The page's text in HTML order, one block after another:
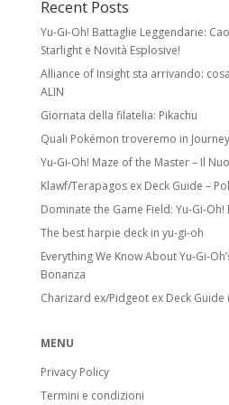
Spesso esiste una
foil a rarità inferiore.
Pokémon Star, LV.X,
Secret Rare
Carte con numero
con design unico. Come le
possono avere versioni
inferiore.
Stage 1 Pokémon:
Recent Posts
Yu-Gi-Oh! Battaglie Leggendarie:
Starlight e Novità Esplosive!
Alliance of Insight sta arrivando:
ALIN
Giornata della filatelia: Pikachu
Quali Pokémon troveremo in
Yu-Gi-Oh! Maze of the Master – Il
Klawf/Terapagos ex Deck Guide –
Dominate the Game Field: Yu-Gi-
The best harpie deck in yu-gi-oh
Everything We Know About Yu-Gi-
Bonanza
Charizard ex/Pidgeot ex Deck Guide
MENU
Privacy Policy
Termini e condizioni